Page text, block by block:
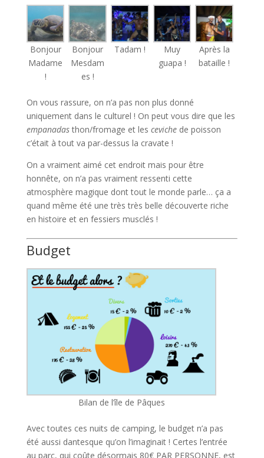
Bonjour
Madame
!
Bonjour
Mesdam
es !
Tadam !
Muy
guapa !
Après la
bataille !
On vous rassure, on n’a pas non plus donné
uniquement dans le culturel ! On peut vous dire que les
empanadasthon/fromage et les cevichede poisson
c’était à tout va par-dessus la cravate !
On a vraiment aimé cet endroit mais pour être
honnête, on n’a pas vraiment ressenti cette
atmosphère magique dont tout le monde parle… ça a
quand même été une très très belle découverte riche
en histoire et en fessiers musclés !
Budget
Bilan de l’île de Pâques
Avec toutes ces nuits de camping, le budget n’a pas
été aussi dantesque qu’on l’imaginait ! Certes l’entrée
au parc, qui coûte désormais 80€ PAR PERSONNE, est